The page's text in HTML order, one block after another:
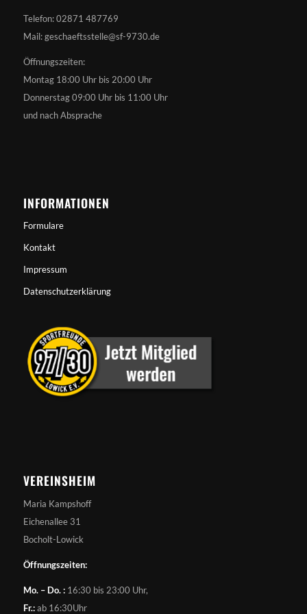
Telefon: 02871 487769
Mail: geschaeftsstelle@sf-9730.de
Öffnungszeiten:
Montag 18:00 Uhr bis 20:00 Uhr
Donnerstag 09:00 Uhr bis 11:00 Uhr
und nach Absprache
INFORMATIONEN
Formulare
Kontakt
Impressum
Datenschutzerklärung
VEREINSHEIM
Maria Kampshoff
Eichenallee 31
Bocholt-Lowick
Öffnungszeiten:
Mo. – Do. :16:30 bis 23:00 Uhr,
Fr.:ab 16:30Uhr